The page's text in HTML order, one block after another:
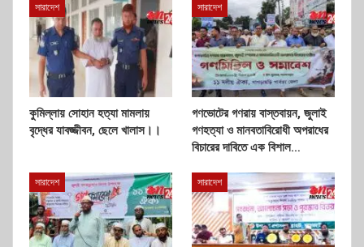
সারাদেশ
কুমিল্লায় সোহান হত্যা মামলায়
বৃদ্ধের যাবজ্জীবন, ছেলে খালাস।।
সারাদেশ
গণভোটের গণরায় বাস্তবায়ন, জুলাই
গণহত্যা ও মানবতাবিরোধী অপরাধের
বিচারের দাবিতে এক বিশাল…
সারাদেশ সারাদেশ